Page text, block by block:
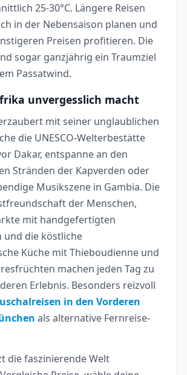
25-30°C. Längere Reisen
in der Nebensaison planen und
Preisen profitieren. Die
sogar ganzjährig ein Traumziel
Passatwind.
unvergesslich macht
mit seiner unglaublichen
die UNESCO-Welterbestätte
Dakar, entspanne an den
Stränden der Kapverden oder
Musikszene in Gambia. Die
der Menschen,
mit handgefertigten
und die köstliche
Küche mit Thieboudienne und
machen jeden Tag zu
Erlebnis. Besonders reizvoll
in den Vorderen
als alternative Fernreise-
die faszinierende Welt